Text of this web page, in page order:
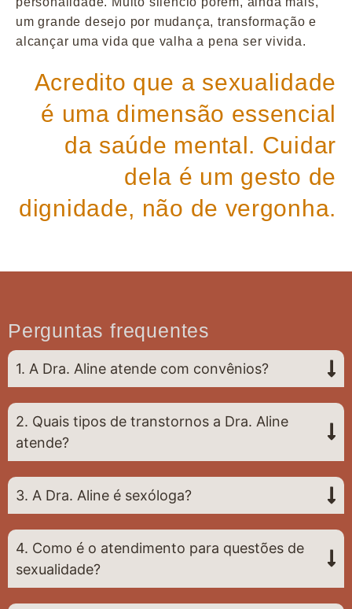
um grande desejo por mudança, transformação e
alcançar uma vida que valha a pena ser vivida.
Acredito que a sexualidade
é uma dimensão essencial
da saúde mental. Cuidar
dela é um gesto de
dignidade, não de vergonha.
Perguntas frequentes
1. A Dra. Aline atende com convênios?
2. Quais tipos de transtornos a Dra. Aline
atende?
3. A Dra. Aline é sexóloga?
4. Como é o atendimento para questões de
sexualidade?